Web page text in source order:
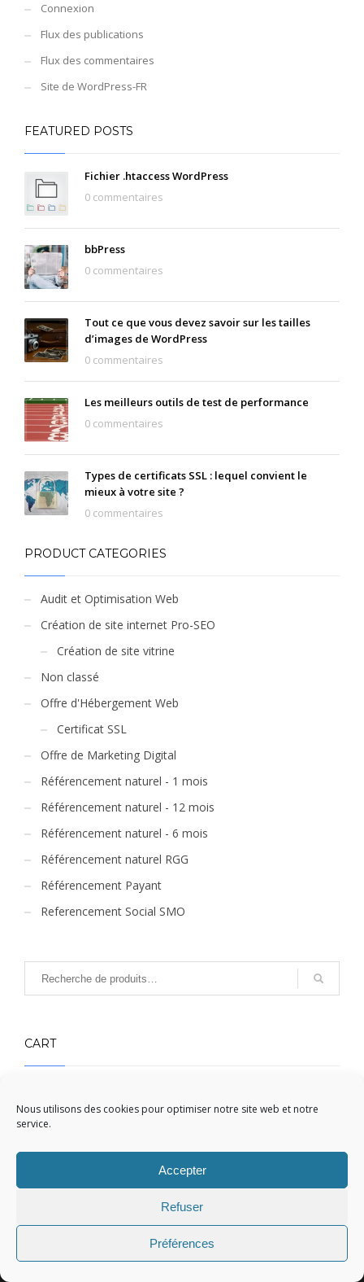
Nous utilisons des cookies pour optimiser notre site web et notre
service.
Accepter
Refuser
Préférences
Connexion
Flux des publications
Flux des commentaires
Site de WordPress-FR
FEATURED POSTS
Fichier .htaccess WordPress
0 commentaires
bbPress
0 commentaires
Tout ce que vous devez savoir sur les tailles
d’images de WordPress
0 commentaires
Les meilleurs outils de test de performance
0 commentaires
Types de certificats SSL : lequel convient le
mieux à votre site ?
0 commentaires
PRODUCT CATEGORIES
Audit et Optimisation Web
Création de site internet Pro-SEO
Création de site vitrine
Non classé
Offre d'Hébergement Web
Certificat SSL
Offre de Marketing Digital
Référencement naturel - 1 mois
Référencement naturel - 12 mois
Référencement naturel - 6 mois
Référencement naturel RGG
Référencement Payant
Referencement Social SMO
CART
REFERENCEMENT GOOGLE,
Votre partenaire de
référencement web !
Un projet digital, un référencement gratuit ou